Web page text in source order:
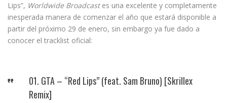
Lips”, Worldwide Broadcastes una excelente y completamente
inesperada manera de comenzar el año que estará disponible a
partir del próximo 29 de enero, sin embargo ya fue dado a
conocer el tracklist oficial:
01. GTA – “Red Lips” (feat. Sam Bruno) [Skrillex
Remix]